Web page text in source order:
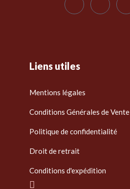
Liens utiles
Mentions légales
Conditions Générales de Vente
Politique de confidentialité
Droit de retrait
Conditions d'expédition